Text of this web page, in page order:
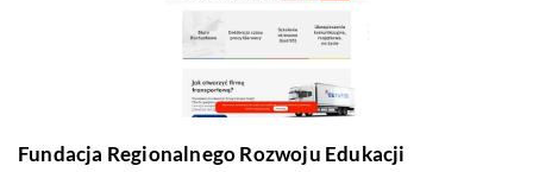
Fundacja Regionalnego Rozwoju Edukacji